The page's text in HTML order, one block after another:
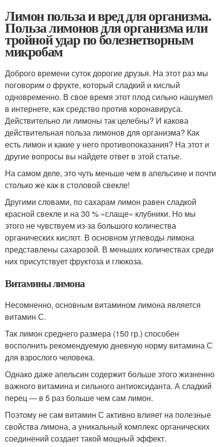
Лимон польза и вред для организма.
Польза лимонов для организма или
тройной удар по болезнетворным
микробам
Доброго времени суток дорогие друзья. На этот раз мы
поговорим о фрукте, который сладкий и кислый
одновременно. В свое время этот плод сильно нашумел
в интернете, как средство против коронавируса.
Действительно ли лимоны так целебны? И какова
действительная польза лимонов для организма? Как
есть лимон и какие у него противопоказания? На этот и
другие вопросы вы найдете ответ в этой статье.
На самом деле, это чуть меньше чем в апельсине и почти
столько же как в столовой свекле!
Другими словами, по сахарам лимон равен сладкой
красной свекле и на 30 % «слаще» клубники. Но мы
этого не чувствуем из-за большого количества
органических кислот. В основном углеводы лимона
представлены сахарозой. В меньших количествах среди
них присутствует фруктоза и глюкоза.
Витамины лимона
Несомненно, основным витамином лимона является
витамин С.
Так лимон среднего размера (150 гр.) способен
восполнить рекомендуемую дневную норму витамина С
для взрослого человека.
Однако даже апельсин содержит больше этого жизненно
важного витамина и сильного антиоксиданта. А сладкий
перец — в 5 раз больше чем сам лимон.
Поэтому не сам витамин С активно влияет на полезные
свойства лимона, а уникальный комплекс органических
соединений создает такой мощный эффект.